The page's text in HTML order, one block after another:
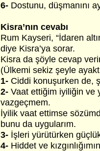
6- Dostunu, düşmanını
Kisra’nın cevabı
Rum Kayseri, “İdaren
diye Kisra’ya sorar.
Kisra da şöyle cevap
(Ülkemi sekiz şeyle
1- Ciddi konuşurken de,
2- Vaat ettiğim iyiliğin ve
vazgeçmem.
İyilik vaat ettimse
bunu da uygularım.
3- İşleri yürütürken
4- Hiddet ve